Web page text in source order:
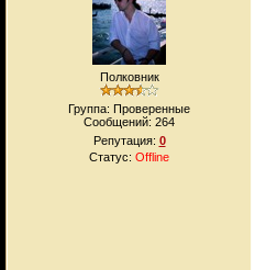
Полковник
Группа: Проверенные
Сообщений: 264
Репутация: 0
Статус: Offline